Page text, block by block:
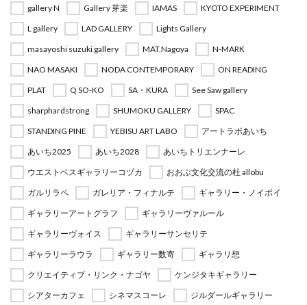
gallery N
Gallery 芽楽 IAMAS
KYOTO EXPERIMENT
L gallery
LAD GALLERY
Lights Gallery
masayoshi suzuki gallery
MAT,Nagoya
N-MARK
NAO MASAKI
NODA CONTEMPORARY
ON READING
PLAT
Q SO-KO SA・KURA
See Saw gallery
sharphardstrong
SHUMOKU GALLERY
SPAC
STANDING PINE
YEBISU ART LABO
アートラボあいち
あいち2025
あいち2028
あいちトリエンナーレ
ウエストベスギャラリーコヅカ
おおぶ文化交流の杜 allobu
ガルリラペ
ガレリア・フィナルテ
ギャラリー・ノイボイ
ギャラリーアートグラフ
ギャラリーヴァルール
ギャラリーヴォイス
ギャラリーサンセリテ
ギャラリーラウラ
ギャラリー数寄
ギャラリ想
クリエイティブ・リンク・ナゴヤ
ケンジタキギャラリー
シアターカフェ
シネマスコーレ
ジルダールギャラリー